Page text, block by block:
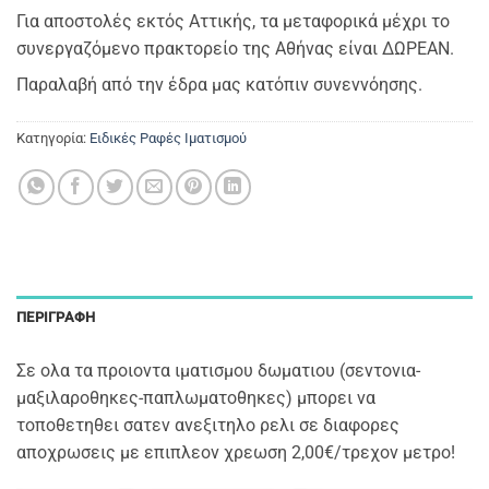
Για αποστολές εκτός Αττικής, τα μεταφορικά μέχρι το
συνεργαζόμενο πρακτορείο της Αθήνας είναι ΔΩΡΕΑΝ.
Παραλαβή από την έδρα μας κατόπιν συνεννόησης.
Κατηγορία: Eιδικές Ραφές Ιματισμού
ΠΕΡΙΓΡΑΦΉ
Σε ολα τα προιοντα ιματισμου δωματιου (σεντονια-
μαξιλαροθηκες-παπλωματοθηκες) μπορει να
τοποθετηθει σατεν ανεξιτηλο ρελι σε διαφορες
αποχρωσεις με επιπλεον χρεωση 2,00€/τρεχον μετρο!